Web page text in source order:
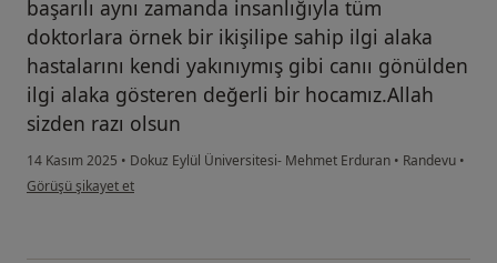
başarılı aynı zamanda insanlığıyla tüm
doktorlara örnek bir ikişilipe sahip ilgi alaka
hastalarını kendi yakınıymış gibi canıı gönülden
ilgi alaka gösteren değerli bir hocamız.Allah
sizden razı olsun
14 Kasım 2025 • Dokuz Eylül Üniversitesi- Mehmet Erduran • Randevu •
kullanıcının görüşüne göre se...ş
Görüşü şikayet et